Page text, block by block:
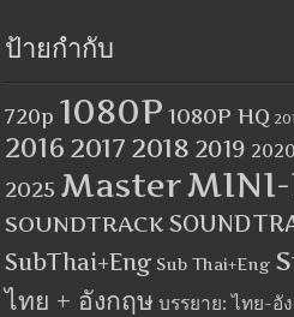
ป้ายกำกับ
720p 1080P 1080P HQ
2016 2017 2018 2019 2020
2025 Master
SOUNDTRACK
SubThai+Eng Sub Thai+Eng
ไทย + อังกฤษ บรรยาย: ไทย-อั